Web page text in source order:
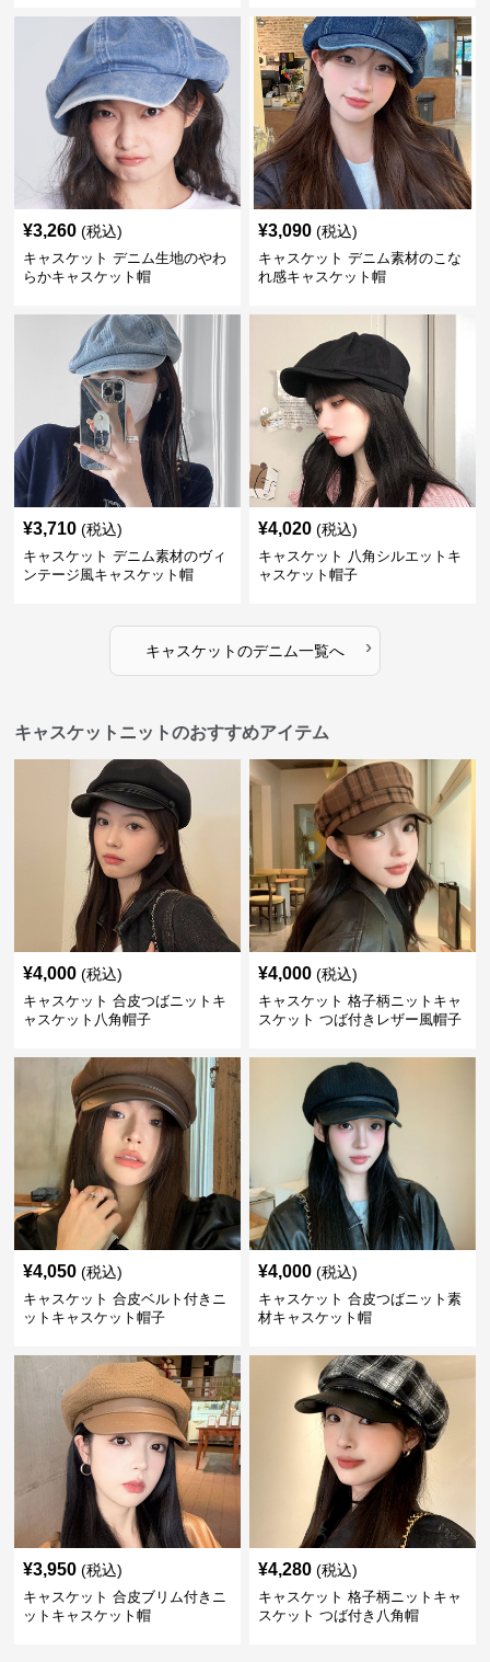
¥3,260 (税込)
キャスケット デニム生地のやわ
らかキャスケット帽
¥3,090 (税込)
キャスケット デニム素材のこな
れ感キャスケット帽
¥3,710 (税込)
キャスケット デニム素材のヴィ
ンテージ風キャスケット帽
¥4,020 (税込)
キャスケット 八角シルエットキ
ャスケット帽子
キャスケットのデニム一覧へ ›
キャスケットニットのおすすめアイテム
¥4,000 (税込)
キャスケット 合皮つばニットキ
ャスケット八角帽子
¥4,000 (税込)
キャスケット 格子柄ニットキャ
スケット つば付きレザー風帽子
¥4,050 (税込)
キャスケット 合皮ベルト付きニ
ットキャスケット帽子
¥4,000 (税込)
キャスケット 合皮つばニット素
材キャスケット帽
¥3,950 (税込)
キャスケット 合皮ブリム付きニ
ットキャスケット帽
¥4,280 (税込)
キャスケット 格子柄ニットキャ
スケット つば付き八角帽